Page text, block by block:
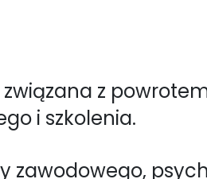
z
i szkolenia.